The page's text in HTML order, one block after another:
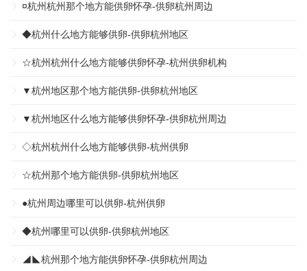
¤杭州杭州那个地方能供卵怀孕-供卵杭州周边
◆杭州什么地方能够供卵-供卵杭州地区
☆杭州杭州什么地方能够供卵怀孕-杭州供卵机构
▼杭州地区那个地方能供卵-供卵杭州地区
▼杭州地区什么地方能够供卵怀孕-供卵杭州周边
◇杭州杭州什么地方能够供卵-杭州供卵
☆杭州那个地方能供卵-供卵杭州地区
●杭州周边哪里可以供卵-杭州供卵
◆杭州哪里可以供卵-供卵杭州地区
◢◣杭州那个地方能供卵怀孕-供卵杭州周边